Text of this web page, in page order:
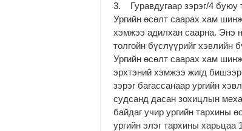
3. Гуравдугаар зэрэг/4 буюу
Ургийн өсөлт саарах хам
хэмжээ адилхан саарна. Энэ
толгойн бүслүүрийг хэвлийн
Ургийн өсөлт саарах хам
эрхтэний хэмжээ жигд бишээр
зэрэг багассанаар ургийн
судсанд дасан зохицлын
байдаг учир ургийн тархины
ургийн элэг тархины